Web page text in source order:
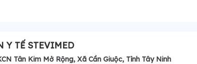
Y TẾ STEVIMED
Tân Kim Mở Rộng, Xã Cần Giuộc, Tỉnh Tây Ninh